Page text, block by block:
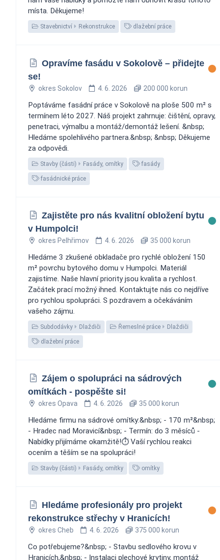
místa. Děkujeme! ‍️
Stavebnictví Rekonstrukce dlažební práce
Opravíme fasádu v Sokolově – přidejte
se!
okres Sokolov 4. 6. 2026 200 000 korun
Poptáváme fasádní práce v Sokolově na ploše 500 m² s
termínem léto 2027. Náš projekt zahrnuje: čištění, opravy,
penetraci, výmalbu a montáž/demontáž lešení. &nbsp;
Hledáme spolehlivého partnera.&nbsp; &nbsp; Děkujeme
za odpovědi.
Stavby (části) Fasády, omítky fasády
fasádnické práce
Zajistěte pro nás kvalitní obložení bytu
v Humpolci!
okres Pelhřimov 4. 6. 2026 35 000 korun
Hledáme 3 zkušené obkladače pro rychlé obložení 150
m² povrchu bytového domu v Humpolci. Materiál
zajistíme. Naše hlavní priority jsou kvalita a rychlost.
Začátek prací možný ihned. Kontaktujte nás co nejdříve
pro rychlou spolupráci. S pozdravem a očekáváním
vašeho zájmu.
Subdodávky Dlaždiči Řemeslné práce Dlaždiči
dlažební práce
Zájem o spolupráci na sádrových
omítkách - pospěšte si!
okres Opava 4. 6. 2026 35 000 korun
Hledáme firmu na sádrové omítky:&nbsp; - 170 m²&nbsp;
- Hradec nad Moravicí&nbsp; - Termín: do 3 měsíců -
Nabídky přijímáme okamžitě!⏱️ Vaší rychlou reakci
ocením a těším se na spolupráci!
Stavby (části) Fasády, omítky omítky
Hledáme profesionály pro projekt
rekonstrukce střechy v Hranicích!
okres Cheb 4. 6. 2026 375 000 korun
Co potřebujeme?&nbsp; - Stavbu sedlového krovu v
Hranicích,&nbsp; - Instalaci plechové krytiny, montáž